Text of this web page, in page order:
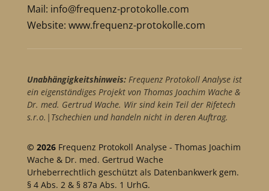
Mail: info@frequenz-protokolle.com
Website: www.frequenz-protokolle.com
Unabhängigkeitshinweis:Frequenz Protokoll Analyse ist
ein eigenständiges Projekt von Thomas Joachim Wache &
Dr. med. Gertrud Wache. Wir sind kein Teil der Rifetech
s.r.o.|Tschechien und handeln nicht in deren Auftrag.
© 2026 Frequenz Protokoll Analyse - Thomas Joachim
Wache & Dr. med. Gertrud Wache
Urheberrechtlich geschützt als Datenbankwerk gem.
§ 4 Abs. 2 & § 87a Abs. 1 UrhG.